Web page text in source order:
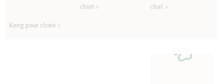
chiot
chat
Kong pour chien